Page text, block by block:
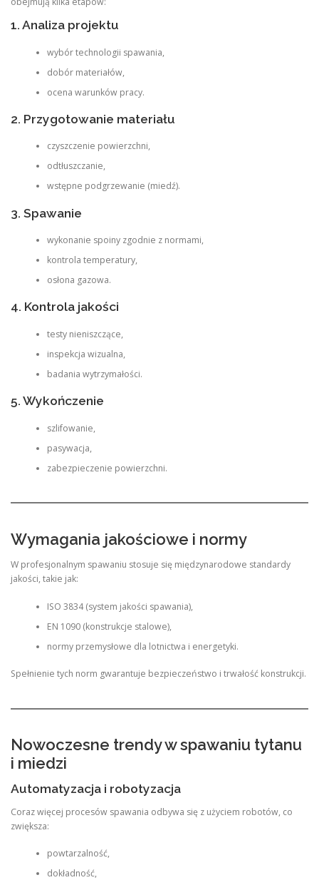
1. Analiza projektu
wybór technologii spawania,
dobór materiałów,
ocena warunków pracy.
2. Przygotowanie materiału
czyszczenie powierzchni,
odtłuszczanie,
wstępne podgrzewanie (miedź).
3. Spawanie
wykonanie spoiny zgodnie z normami,
kontrola temperatury,
osłona gazowa.
4. Kontrola jakości
testy nieniszczące,
inspekcja wizualna,
badania wytrzymałości.
5. Wykończenie
szlifowanie,
pasywacja,
zabezpieczenie powierzchni.
Wymagania jakościowe i normy
W profesjonalnym spawaniu stosuje się międzynarodowe standardy
jakości, takie jak:
ISO 3834 (system jakości spawania),
EN 1090 (konstrukcje stalowe),
normy przemysłowe dla lotnictwa i energetyki.
Spełnienie tych norm gwarantuje bezpieczeństwo i trwałość konstrukcji.
Nowoczesne trendy w spawaniu tytanu
i miedzi
Automatyzacja i robotyzacja
Coraz więcej procesów spawania odbywa się z użyciem robotów, co
zwiększa:
powtarzalność,
dokładność,